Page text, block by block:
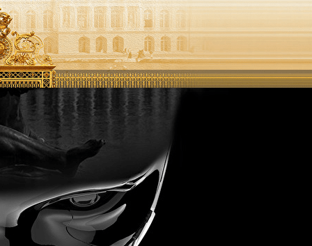
Exporter les lignes sélectionnées
Exporter toutes les colonnes
Exporter uniquement les colonnes affichées
Menu
<
ACCUEIL PUBLIC 2
P R E S S
M I L L E N I U M 21
Ajoutez un logo, un bouton, des réseaux sociaux
Cliquez pour éditer